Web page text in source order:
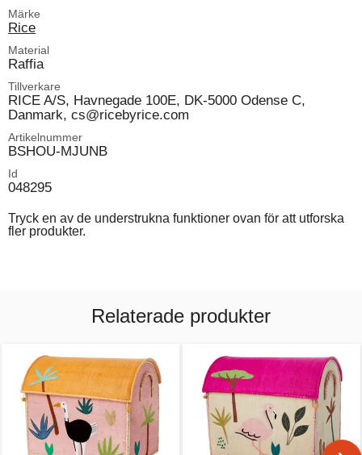
Märke
Rice
Material
Raffia
Tillverkare
RICE A/S, Havnegade 100E, DK-5000 Odense C,
Danmark, cs@ricebyrice.com
Artikelnummer
BSHOU-MJUNB
Id
048295
Tryck en av de understrukna funktioner ovan för att utforska
fler produkter.
Relaterade produkter